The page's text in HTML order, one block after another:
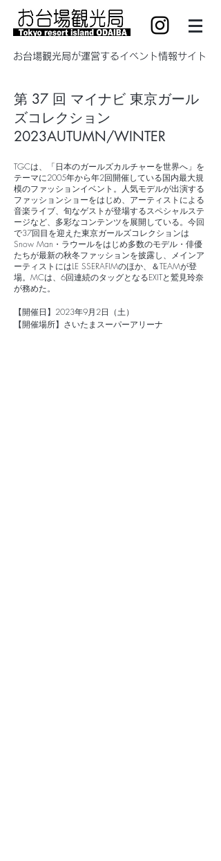
​お台場観光局が運営するイベント情報サイト
第 37 回 マイナビ 東京ガール
ズコレクション
2023AUTUMN/WINTER
TGCは、「日本のガールズカルチャーを世界へ」を
テーマに2005年から年2回開催している国内最大規
模のファッションイベント。人気モデルが出演する
ファッションショーをはじめ、アーティストによる
音楽ライブ、旬なゲストが登場するスペシャルステ
ージなど、多彩なコンテンツを展開している。今回
で37回目を迎えた東京ガールズコレクションは
Snow Man・ラウールをはじめ多数のモデル・俳優
たちが最新の秋冬ファッションを披露し、メインア
ーティストにはLE SSERAFIMのほか、＆TEAMが登
場。MCは、6回連続のタッグとなるEXITと鷲見玲奈
が務めた。
【開催日】2023年9⽉2⽇（⼟）
【開催場所】さいたまスーパーアリーナ